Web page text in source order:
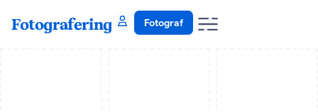
Fotografering Fotograf